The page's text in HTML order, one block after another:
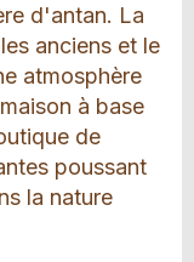
d'antan. La
anciens et le
atmosphère
à base
de
poussant
la nature